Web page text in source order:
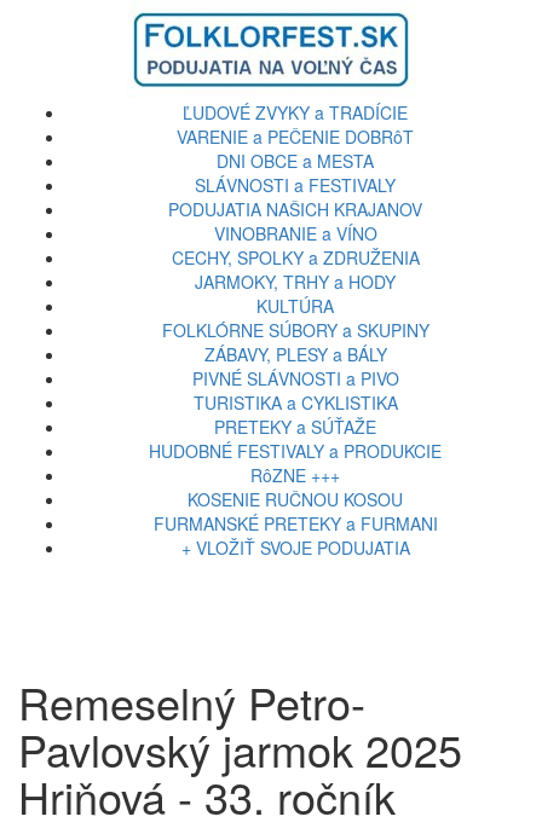
ĽUDOVÉ ZVYKY a TRADÍCIE
VARENIE a PEČENIE DOBRôT
DNI OBCE a MESTA
SLÁVNOSTI a FESTIVALY
PODUJATIA NAŠICH KRAJANOV
VINOBRANIE a VÍNO
CECHY, SPOLKY a ZDRUŽENIA
JARMOKY, TRHY a HODY
KULTÚRA
FOLKLÓRNE SÚBORY a SKUPINY
ZÁBAVY, PLESY a BÁLY
PIVNÉ SLÁVNOSTI a PIVO
TURISTIKA a CYKLISTIKA
PRETEKY a SÚŤAŽE
HUDOBNÉ FESTIVALY a PRODUKCIE
RôZNE +++
KOSENIE RUČNOU KOSOU
FURMANSKÉ PRETEKY a FURMANI
+ VLOŽIŤ SVOJE PODUJATIA
Remeselný Petro-
Pavlovský jarmok 2025
Hriňová - 33. ročník